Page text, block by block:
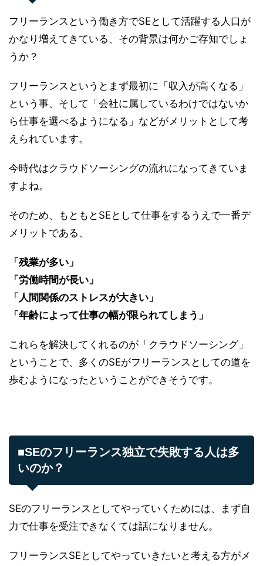
フリーランスという働き方でSEとして活躍する人口が
かなり増えてきている、その背景は何かご存知でしょ
うか？
フリーランスというとまず最初に「収入が高くなる」
という事、そして「会社に属しているわけではないか
ら仕事を選べるようになる」などがメリットとして考
えられています。
今時代はクラウドソーシングの流れになってきていま
すよね。
そのため、もともとSEとして仕事をするうえで一番デ
メリットである、
「残業が多い」
「労働時間が長い」
「人間関係のストレスが大きい」
「年齢によって仕事の幅が限られてしまう」
これらを解決してくれるのが「クラウドソーシング」
ということで、多くのSEがフリーランスとしての道を
歩むようになったということができそうです。
■SEのフリーランス独立で失敗する人は多
いのか？
SEのフリーランスとしてやっていくためには、まず自
力で仕事を受注できなくては話になりません。
フリーランスSEとしてやっていきたいと考える方がメ